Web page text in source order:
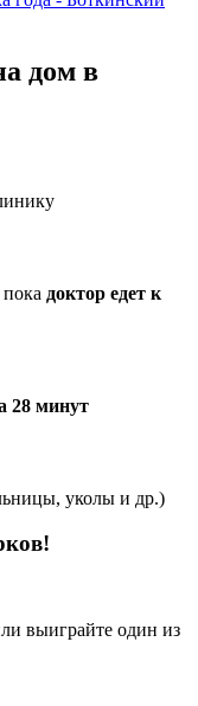
дом в
доктор едет к
28 минут
уколы и др.)
выиграйте один из